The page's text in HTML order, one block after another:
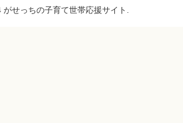
せっちの子育て世帯応援サイト.